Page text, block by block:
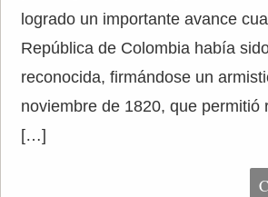
logrado un importante avance
República de Colombia había
reconocida, firmándose un
noviembre de 1820, que permitió
[…]